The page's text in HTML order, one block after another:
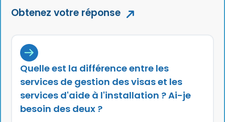
Obtenez votre réponse
Quelle est la différence entre les
services de gestion des visas et les
services d'aide à l'installation ? Ai-je
besoin des deux ?